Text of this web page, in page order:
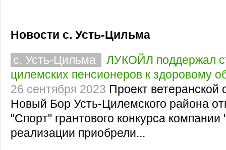
Новости с. Усть-Цильма
с. Усть-Цильма
ЛУКОЙЛ поддержал
цилемских пенсионеров к здоровому
26 сентября 2023 Проект ветеранской
Новый Бор Усть-Цилемского района
"Спорт" грантового конкурса
реализации приобрели...